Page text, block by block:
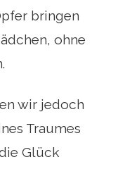
bringen
ohne
wir jedoch
Traumes
Glück